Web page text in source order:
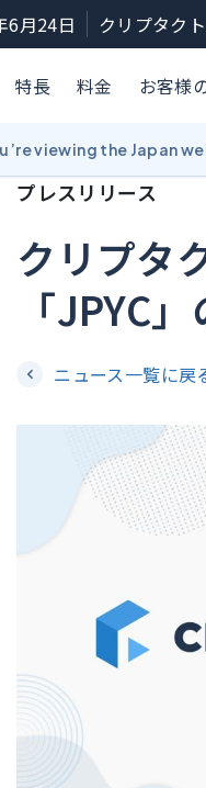
6月24日 クリプタク
特長 料金 お客様
viewing the Japan
プレスリリース
クリプタ
「JPYC
ニュース一覧に戻